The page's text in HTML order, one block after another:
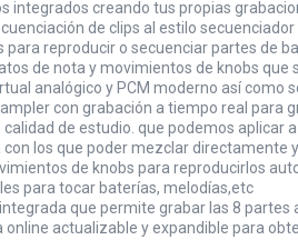
integrados creando tus propias
de clips al estilo secuenciador
para reproducir o secuenciar partes de
de nota y movimientos de knobs
analógico y PCM moderno así como
con grabación a tiempo real para
de estudio. que podemos aplicar
con los que poder mezclar
de knobs para reproducirlos
para tocar baterías, melodías,etc
que permite grabar las 8
actualizable y expandible para